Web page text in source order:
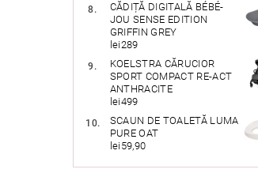
CĂDIȚĂ DIGITALĂ BÉBÉ-
JOU SENSE EDITION
GRIFFIN GREY
lei289
KOELSTRA CĂRUCIOR
SPORT COMPACT RE-ACT
ANTHRACITE
lei499
SCAUN DE TOALETĂ LUMA
PURE OAT
lei59,90